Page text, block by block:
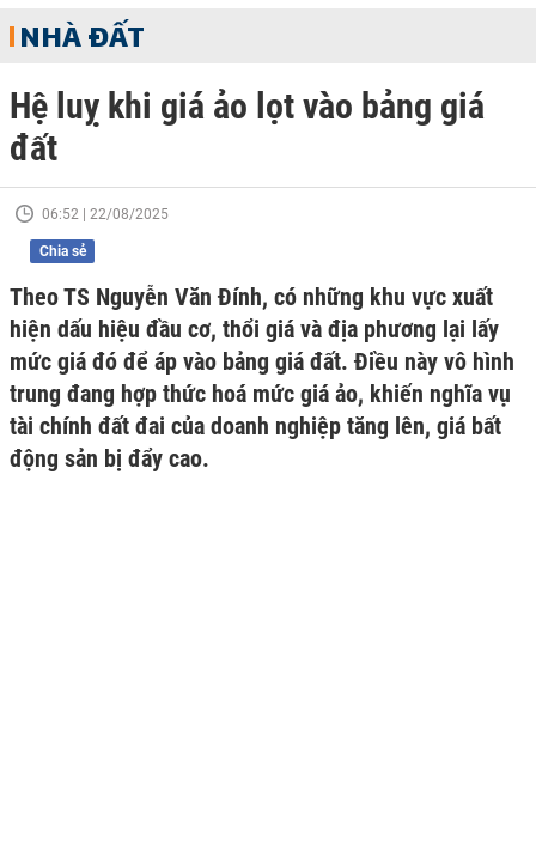
NHÀ ĐẤT
Hệ luỵ khi giá ảo lọt vào bảng giá
đất
06:52 | 22/08/2025
Chia sẻ
Theo TS Nguyễn Văn Đính, có những khu vực xuất
hiện dấu hiệu đầu cơ, thổi giá và địa phương lại lấy
mức giá đó để áp vào bảng giá đất. Điều này vô hình
trung đang hợp thức hoá mức giá ảo, khiến nghĩa vụ
tài chính đất đai của doanh nghiệp tăng lên, giá bất
động sản bị đẩy cao.